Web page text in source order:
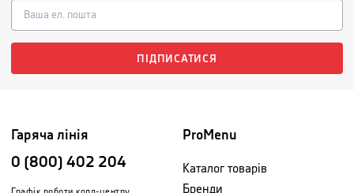
ПІДПИСАТИСЯ
Гаряча лінія
0 (800) 402 204
ProMenu
Каталог товарів
Бренди